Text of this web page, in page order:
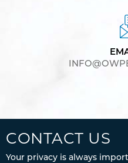
CONTACT US
Your privacy is always